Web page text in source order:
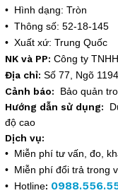
• Hình dạng: Tròn
• Thông số: 52-18-145
• Xuất xứ: Trung Quốc
NK và PP: Công ty
Địa chỉ: Số 77, Ngõ
Cảnh báo: Bảo quản
Hướng dẫn sử dụng:
độ cao
Dịch vụ:
• Miễn phí tư vấn, đo,
• Miễn phí đổi trả trong
• Hotline: